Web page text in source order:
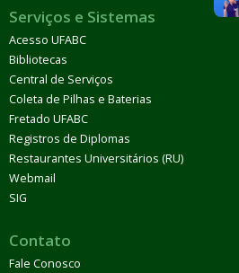
Serviços e Sistemas
Acesso UFABC
Bibliotecas
Central de Serviços
Coleta de Pilhas e Baterias
Fretado UFABC
Registros de Diplomas
Restaurantes Universitários (RU)
Webmail
SIG
Contato
Fale Conosco